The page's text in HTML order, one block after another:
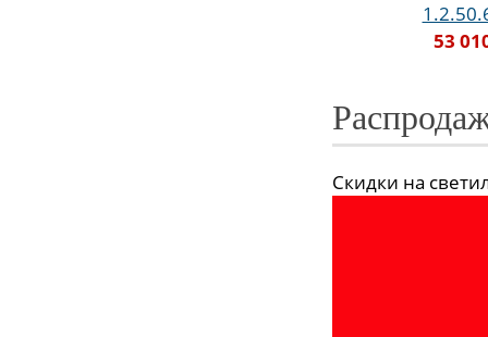
53
Скидки на